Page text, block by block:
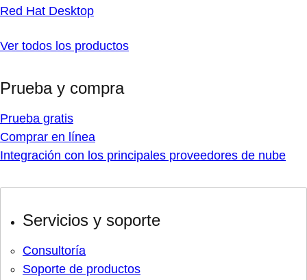
Red Hat Desktop
Ver todos los productos
Prueba y compra
Prueba gratis
Comprar en línea
Integración con los principales proveedores de nube
Servicios y soporte
Consultoría
Soporte de productos